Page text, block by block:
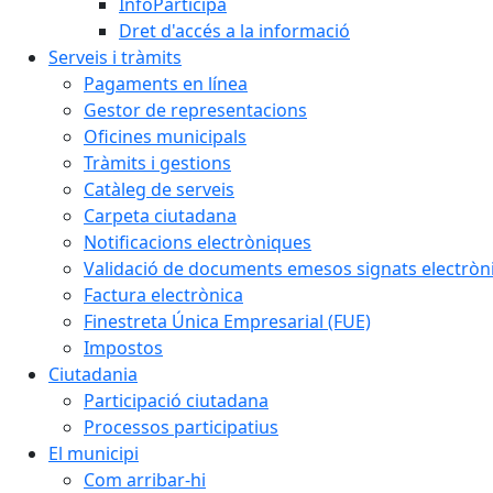
Dret d'accés a la informació
Serveis i tràmits
Pagaments en línea
Gestor de representacions
Oficines municipals
Tràmits i gestions
Catàleg de serveis
Carpeta ciutadana
Notificacions electròniques
Validació de documents emesos signats
Factura electrònica
Finestreta Única Empresarial (FUE)
Impostos
Ciutadania
Participació ciutadana
Processos participatius
El municipi
Com arribar-hi